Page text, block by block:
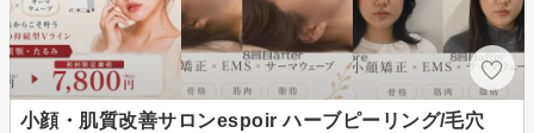
小顔・肌質改善サロンespoir ハーブピーリング/毛穴